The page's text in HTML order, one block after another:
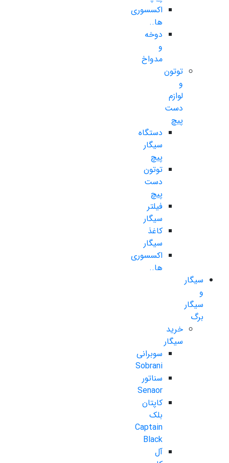
اکسسوری
ها..
دوخه
و
مدواخ
توتون
و
لوازم
دست
پیچ
دستگاه
سیگار
پیچ
توتون
دست
پیچ
فیلتر
سیگار
کاغذ
سیگار
اکسسوری
ها..
سیگار
و
سیگار
برگ
خرید
سیگار
سوبرانی
Sobrani
سناتور
Senaor
کاپتان
بلک
Captain
Black
آل